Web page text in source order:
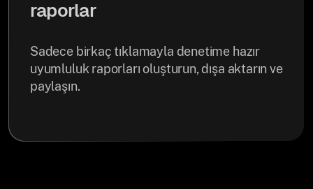
raporlar
Sadece birkaç tıklamayla denetime hazır
uyumluluk raporları oluşturun, dışa aktarın ve
paylaşın.